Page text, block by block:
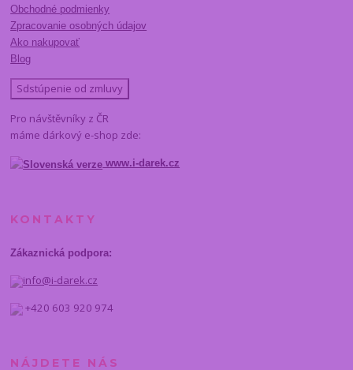
Obchodné podmienky
Zpracovanie osobných údajov
Ako nakupovať
Blog
Sdstúpenie od zmluvy
Pro návštěvníky z ČR
máme dárkový e-shop zde:
www.i-darek.cz
KONTAKTY
Zákaznická podpora:
info@i-darek.cz
+420 603 920 974
NÁJDETE NÁS